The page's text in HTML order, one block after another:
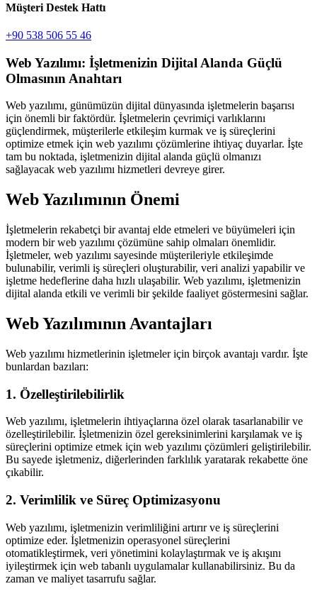
Müşteri Destek Hattı
+90 538 506 55 46
Web Yazılımı: İşletmenizin Dijital Alanda Güçlü
Olmasının Anahtarı
Web yazılımı, günümüzün dijital dünyasında işletmelerin başarısı
için önemli bir faktördür. İşletmelerin çevrimiçi varlıklarını
güçlendirmek, müşterilerle etkileşim kurmak ve iş süreçlerini
optimize etmek için web yazılımı çözümlerine ihtiyaç duyarlar. İşte
tam bu noktada, işletmenizin dijital alanda güçlü olmanızı
sağlayacak web yazılımı hizmetleri devreye girer.
Web Yazılımının Önemi
İşletmelerin rekabetçi bir avantaj elde etmeleri ve büyümeleri için
modern bir web yazılımı çözümüne sahip olmaları önemlidir.
İşletmeler, web yazılımı sayesinde müşterileriyle etkileşimde
bulunabilir, verimli iş süreçleri oluşturabilir, veri analizi yapabilir ve
işletme hedeflerine daha hızlı ulaşabilir. Web yazılımı, işletmenizin
dijital alanda etkili ve verimli bir şekilde faaliyet göstermesini sağlar.
Web Yazılımının Avantajları
Web yazılımı hizmetlerinin işletmeler için birçok avantajı vardır. İşte
bunlardan bazıları:
1. Özelleştirilebilirlik
Web yazılımı, işletmelerin ihtiyaçlarına özel olarak tasarlanabilir ve
özelleştirilebilir. İşletmenizin özel gereksinimlerini karşılamak ve iş
süreçlerini optimize etmek için web yazılımı çözümleri geliştirilebilir.
Bu sayede işletmeniz, diğerlerinden farklılık yaratarak rekabette öne
çıkabilir.
2. Verimlilik ve Süreç Optimizasyonu
Web yazılımı, işletmenizin verimliliğini artırır ve iş süreçlerini
optimize eder. İşletmenizin operasyonel süreçlerini
otomatikleştirmek, veri yönetimini kolaylaştırmak ve iş akışını
iyileştirmek için web tabanlı uygulamalar kullanabilirsiniz. Bu da
zaman ve maliyet tasarrufu sağlar.